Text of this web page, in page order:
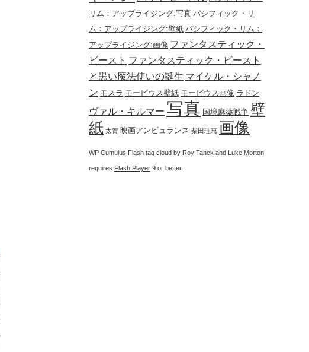
リム：アップライジング:写真 パシフィック・リ
ム：アップライジング:壁紙 パシフィック・リム：
アップライジング:画像 ファンタスティック・
ビースト ファンタスティック・ビースト
と黒い魔法使いの誕生 マイケル・シャノ
ン モスラ モービウス壁紙 モービウス画像 ラドン
ヴァル・キルマー 写真 国境麻薬戦争 壁
紙 太賀 映画アンビュランス 柴田理恵 画像
WP Cumulus Flash tag cloud by Roy Tanck and Luke Morton
requires Flash Player 9 or better.